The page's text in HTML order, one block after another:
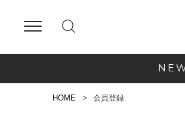
HOME 会員登録